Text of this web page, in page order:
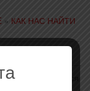
» КАК НАС НАЙТИ
ознакомиться